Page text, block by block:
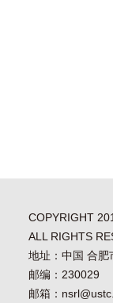
COPYRIGHT
ALL RIGHTS
地址：中国 合肥
邮编：230029
邮箱：